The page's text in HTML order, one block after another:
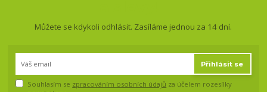
Můžete se kdykoli odhlásit. Zasíláme jednou za 14 dní.
Přihlásit se
Souhlasím se zpracováním osobních údajů za účelem rozesílky